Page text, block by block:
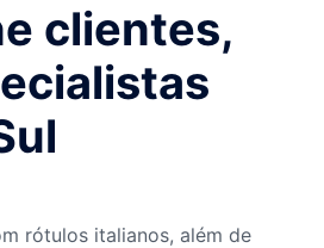
clientes,
rótulos italianos, além de